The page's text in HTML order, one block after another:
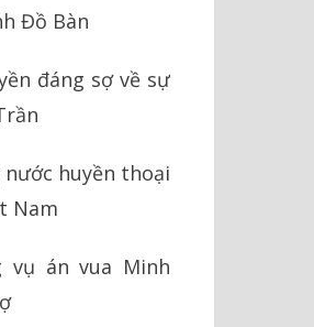
Đồ Bàn
đáng sợ về sự
huyền thoại
Nam
vụ án vua Minh